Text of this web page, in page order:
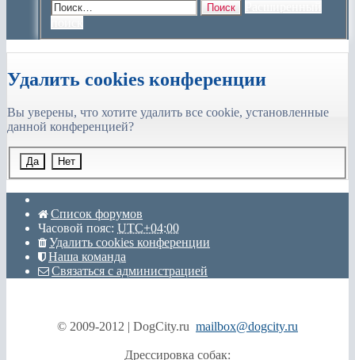
Поиск
Удалить cookies конференции
Вы уверены, что хотите удалить все cookie, установленные
данной конференцией?
Список форумов
Часовой пояс: UTC+04:00
Удалить cookies конференции
Наша команда
Связаться с администрацией
© 2009-2012 | DogCity.ru mailbox@dogcity.ru
Дрессировка собак: